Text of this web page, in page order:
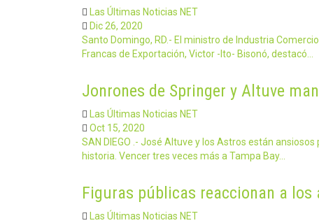
Las Últimas Noticias NET
Dic 26, 2020
Santo Domingo, RD.- El ministro de Industria
Francas de Exportación, Victor -Ito- Bisonó, destacó…
Jonrones de Springer y Altuve
Las Últimas Noticias NET
Oct 15, 2020
SAN DIEGO .- José Altuve y los Astros están
historia. Vencer tres veces más a Tampa Bay…
Figuras públicas reaccionan a
Las Últimas Noticias NET